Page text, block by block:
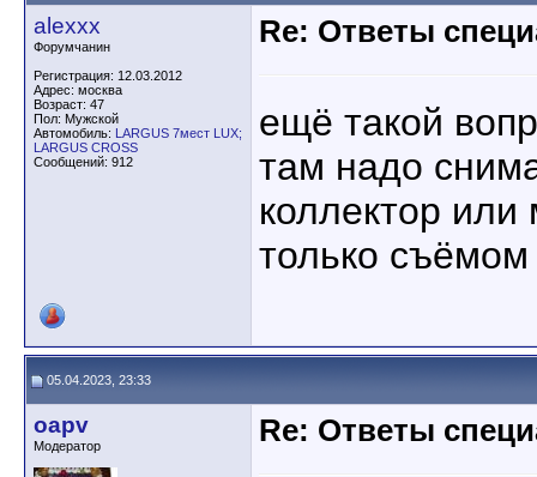
alexxx
Форумчанин
Регистрация: 12.03.2012
Адрес: москва
Возраст: 47
Пол: Мужской
Автомобиль: LARGUS 7мест LUX;
LARGUS CROSS
Сообщений: 912
Re: Ответы
ещё такой
там надо
коллектор
только съёмом
05.04.2023, 23:33
oapv
Модератор Re: Ответы